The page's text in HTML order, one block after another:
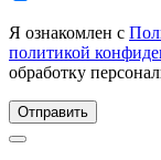
Я ознакомлен с
политикой
обработку
Отправить